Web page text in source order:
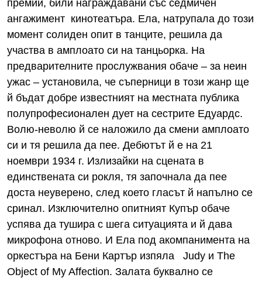
премии, били награждавани със седмичен
ангажимент кинотеатъра. Ела, натрупала до този
момент солиден опит в танците, решила да
участва в амплоато си на танцьорка. На
предварителните прослужвания обаче – за неин
ужас – установила, че съперници в този жанр ще
й бъдат добре известният на местната публика
полупрофесионален дует на сестрите Едуардс.
Волю-неволю й се наложило да смени амплоато
си и тя решила да пее. Дебютът й е на 21
ноември 1934 г. Излизайки на сцената в
единствената си рокля, тя започнала да пее
доста неуверено, след което гласът й напълно се
сринал. Изключително опитният Купър обаче
успява да тушира с шега ситуацията и й дава
микрофона отново. И Ела под акомпанимента на
оркестъра на Бени Картър изпяла Judy и The
Object of My Affection. Залата буквално се